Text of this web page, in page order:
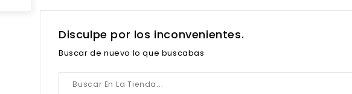
Disculpe por los inconvenientes.
Buscar de nuevo lo que buscabas